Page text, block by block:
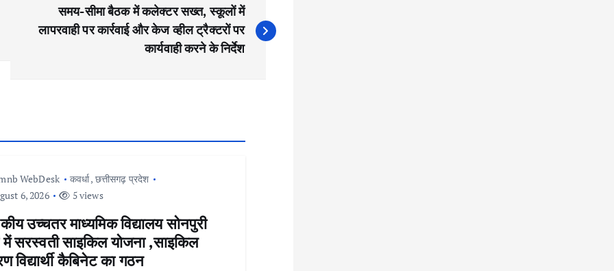
समय-सीमा बैठक में कलेक्टर सख्त, स्कूलों में
लापरवाही पर कार्रवाई और केज व्हील ट्रैक्टरों पर
कार्यवाही करने के निर्देश
WebDesk कवर्धा, छत्तीसगढ़ प्रदेश
6, 2026
5 views
उच्चतर माध्यमिक विद्यालय सोनपुरी
में सरस्वती साइकिल योजना ,साइकिल
विद्यार्थी कैबिनेट का गठन